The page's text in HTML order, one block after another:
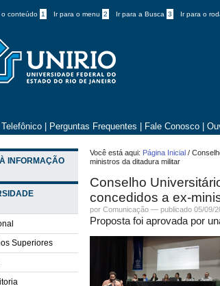
o conteúdo 1 Ir para o menu 2 Ir para a Busca 3 Ir para o
Perguntas Frequentes Fale Conosco
INFORMAÇÃO
Superiores
Você está aqui: Página Inicial /
ministros da ditadura militar
Conselho
concedidos a ex-
porComunicação —publicado 05/09/
Proposta foi aprovada por